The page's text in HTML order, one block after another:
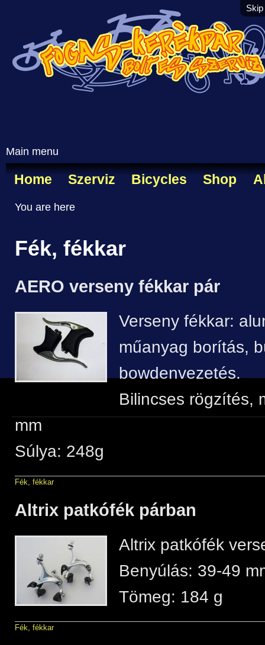
Main menu
Home Szerviz Bicycles Shop
You are here
Fék, fékkar
AERO verseny fékkar pár
Verseny fékkar:
műanyag borítás,
bowdenvezetés.
Bilincses rögzítés,
mm
Súlya: 248g
Fék, fékkar
Altrix patkófék párban
Altrix patkófék
Benyúlás: 39-49
Tömeg: 184 g
Fék, fékkar